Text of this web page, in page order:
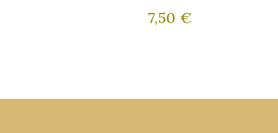
7,50 €